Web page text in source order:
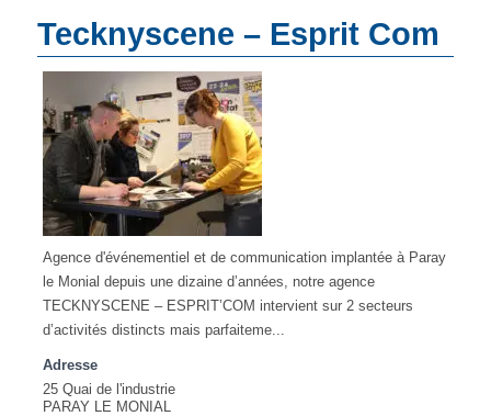
Tecknyscene – Esprit Com
Agence d'événementiel et de communication implantée à Paray
le Monial depuis une dizaine d’années, notre agence
TECKNYSCENE – ESPRIT’COM intervient sur 2 secteurs
d’activités distincts mais parfaiteme...
Adresse
25 Quai de l'industrie
PARAY LE MONIAL